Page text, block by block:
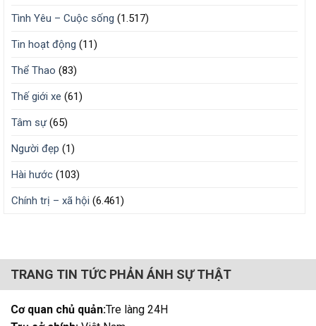
Tình Yêu – Cuộc sống (1.517)
Tin hoạt động (11)
Thể Thao (83)
Thế giới xe (61)
Tâm sự(65)
Người đẹp (1)
Hài hước (103)
Chính trị – xã hội (6.461)
TRANG TIN TỨC PHẢN ÁNH SỰ THẬT
Cơ quan chủ quản:Tre làng 24H